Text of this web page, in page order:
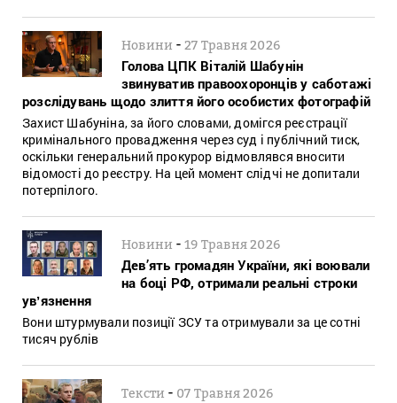
Новини -27 Травня 2026
Голова ЦПК Віталій Шабунін
звинуватив правоохоронців у саботажі
розслідувань щодо злиття його особистих фотографій
Захист Шабуніна, за його словами, домігся реєстрації
кримінального провадження через суд і публічний тиск,
оскільки генеральний прокурор відмовлявся вносити
відомості до реєстру. На цей момент слідчі не допитали
потерпілого.
Новини -19 Травня 2026
Дев’ять громадян України, які воювали
на боці РФ, отримали реальні строки
увʼязнення
Вони штурмували позиції ЗСУ та отримували за це сотні
тисяч рублів
Тексти - 07 Травня 2026